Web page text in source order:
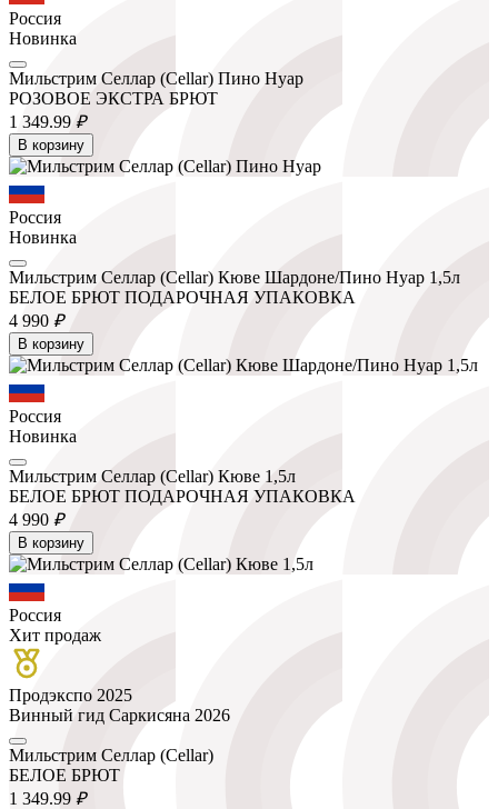
Россия
Новинка
Мильстрим Селлар (Cellar) Пино Нуар
РОЗОВОЕ ЭКСТРА БРЮТ
1 349.99 ₽
В корзину
Россия
Новинка
Мильстрим Селлар (Cellar) Кюве Шардоне/Пино Нуар 1,5л
БЕЛОЕ БРЮТ ПОДАРОЧНАЯ УПАКОВКА
4 990 ₽
В корзину
Россия
Новинка
Мильстрим Селлар (Cellar) Кюве 1,5л
БЕЛОЕ БРЮТ ПОДАРОЧНАЯ УПАКОВКА
4 990 ₽
В корзину
Россия
Хит продаж
Продэкспо 2025
Винный гид Саркисяна 2026
Мильстрим Селлар (Cellar)
БЕЛОЕ БРЮТ
1 349.99 ₽